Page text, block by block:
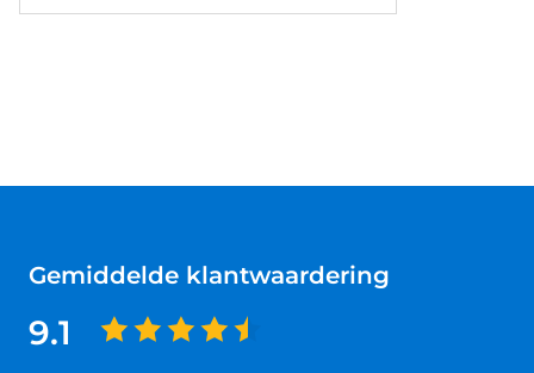
verwarmbaar • Dodehoek detectie • Elektrisch
Gemiddelde klantwaardering
9.1